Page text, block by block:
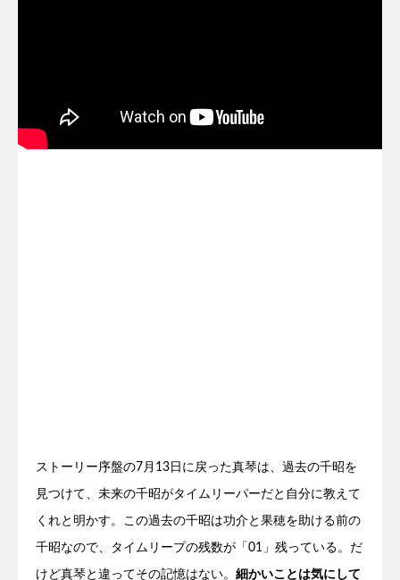
ストーリー序盤の7月13日に戻った真琴は、過去の千昭を
見つけて、未来の千昭がタイムリーパーだと自分に教えて
くれと明かす。この過去の千昭は功介と果穂を助ける前の
千昭なので、タイムリープの残数が「01」残っている。だ
けど真琴と違ってその記憶はない。 細かいことは気にして